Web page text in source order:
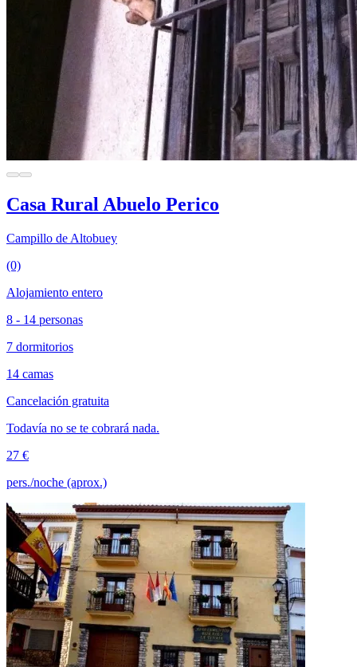
Casa Rural Abuelo Perico
Campillo de Altobuey
(0)
Alojamiento entero
8 - 14 personas
7 dormitorios
14 camas
Cancelación gratuita
Todavía no se te cobrará nada.
27 €
pers./noche (aprox.)